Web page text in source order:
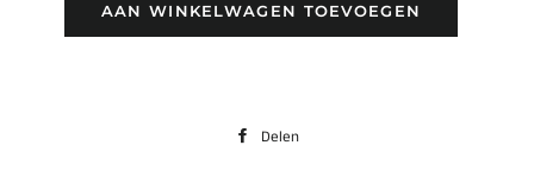
AAN WINKELWAGEN TOEVOEGEN
Delen